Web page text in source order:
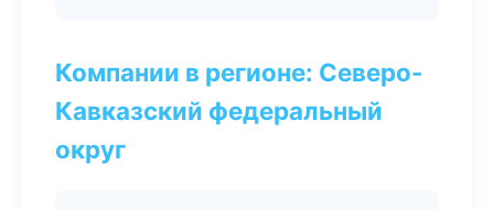
Компании в регионе: Северо-
Кавказский федеральный
округ